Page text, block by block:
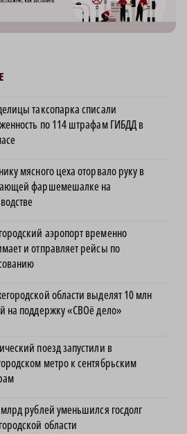
таксопарка списали
по 114 штрафам ГИБДД в
мясного цеха оторвало руку в
фаршемешалке на
аэропорт временно
и отправляет рейсы по
области выделят 10 млн
на поддержку «СВОё дело»
поезд запустили в
метро к сентябрьским
рублей уменьшился госдолг
области